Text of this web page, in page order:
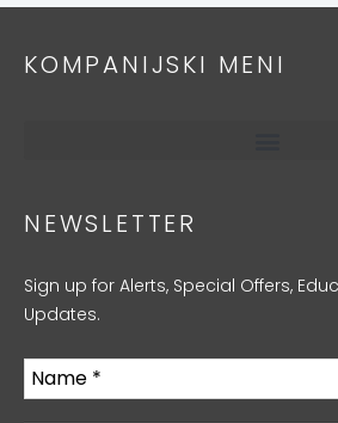
KOMPANIJSKI MENI
NEWSLETTER
Sign up for Alerts, Special Offers,
Updates.